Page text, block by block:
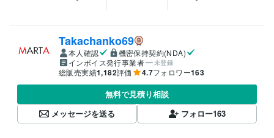
Takachanko69
本人確認
機密保持契約(NDA)
インボイス発行事業者
未登録
総販売実績1,182評価 4.7フォロワー163
無料で見積り相談
メッセージを送る
フォロー163